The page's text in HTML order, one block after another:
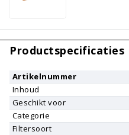
Productspecificaties
Artikelnummer
Inhoud
Geschikt voor
Categorie
Filtersoort